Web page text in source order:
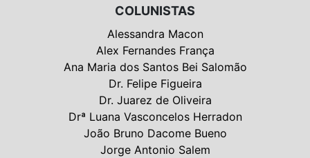
COLUNISTAS
Alessandra Macon
Alex Fernandes França
Ana Maria dos Santos Bei Salomão
Dr. Felipe Figueira
Dr. Juarez de Oliveira
Drª Luana Vasconcelos Herradon
João Bruno Dacome Bueno
Jorge Antonio Salem